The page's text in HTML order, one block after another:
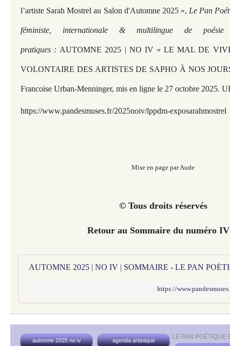
l’artiste Sarah Mostrel au Salon d'Automne 2025 », Le Pan
féministe, internationale & multilingue de
pratiques : AUTOMNE 2025 | NO IV « LE MAL DE
VOLONTAIRE DES ARTISTES DE SAPHO À NOS
Francoise Urban-Menninger, mis en ligne le 27 octobre 2025.
https://www.pandesmuses.fr/2025noiv/lppdm-exposarahmostrel
Mise en page par Aude
© Tous droits réservés
Retour au Sommaire du numéro
AUTOMNE 2025 | NO IV | SOMMAIRE - LE PAN
https://
LE PAN POÉTIQUE
automne 2025 no iv
agenda artistique